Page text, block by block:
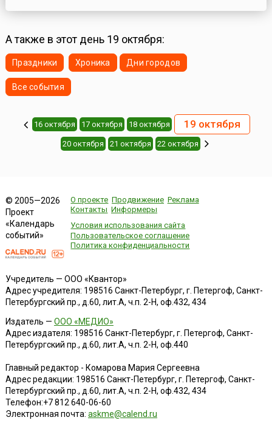
А также в этот день 19 октября:
Праздники Хроника Дни городов
Все события
16 октября 17 октября 18 октября 19 октября
20 октября 21 октября 22 октября
© 2005—2026
Проект
«Календарь
событий»
О проекте Продвижение Реклама
Контакты Информеры
Условия использования сайта
Пользовательское соглашение
Политика конфиденциальности
Учредитель — ООО «Квантор»
Адрес учредителя: 198516 Санкт-Петербург, г. Петергоф, Санкт-
Петербургский пр., д.60, лит.А, ч.п. 2-Н, оф.432, 434
Издатель — ООО «МЕДИО»
Адрес издателя: 198516 Санкт-Петербург, г. Петергоф, Санкт-
Петербургский пр., д.60, лит.А, ч.п. 2-Н, оф.440
Главный редактор - Комарова Мария Сергеевна
Адрес редакции: 198516 Санкт-Петербург, г. Петергоф, Санкт-
Петербургский пр., д.60, лит.А, ч.п. 2-Н, оф.432, 434
Телефон:+7 812 640-06-60
Электронная почта: askme@calend.ru